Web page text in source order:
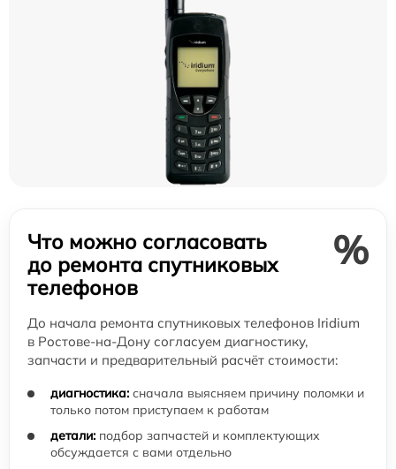
Что можно согласовать
до ремонта спутниковых
телефонов
%
До начала ремонта спутниковых телефонов Iridium
в Ростове-на-Дону согласуем диагностику,
запчасти и предварительный расчёт стоимости:
диагностика: сначала выясняем причину поломки и
только потом приступаем к работам
детали: подбор запчастей и комплектующих
обсуждается с вами отдельно